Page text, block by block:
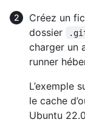
Créez un
dossier
charger un
runner
L’exemple
le cache
Ubuntu